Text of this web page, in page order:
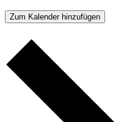
Zum Kalender hinzufügen